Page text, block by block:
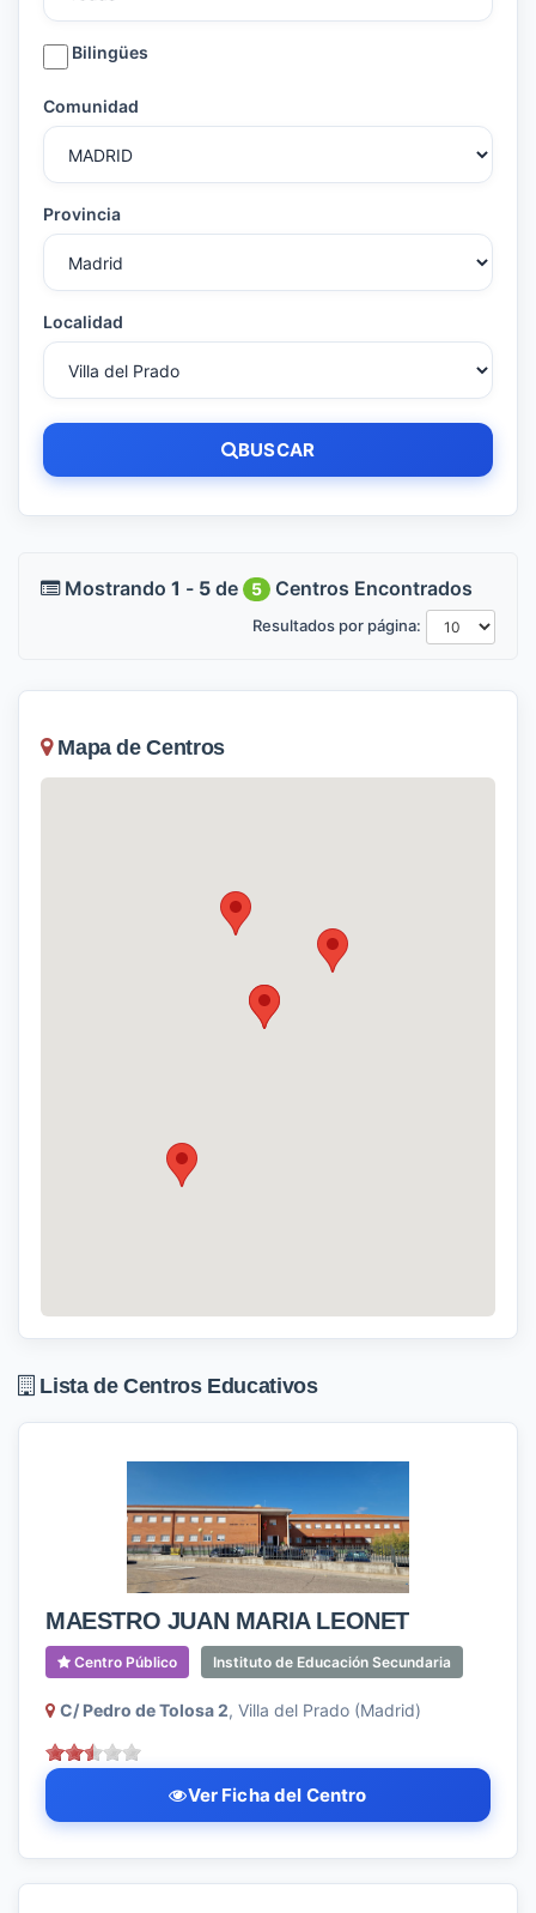
Bilingües
Comunidad
Provincia
Localidad
BUSCAR
Mostrando 1 - 5 de 5 Centros Encontrados
Resultados por página:
Mapa de Centros
Lista de Centros Educativos
MAESTRO JUAN MARIA LEONET
Centro Público Instituto de Educación Secundaria
C/ Pedro de Tolosa 2, Villa del Prado (Madrid)
Ver Ficha del Centro